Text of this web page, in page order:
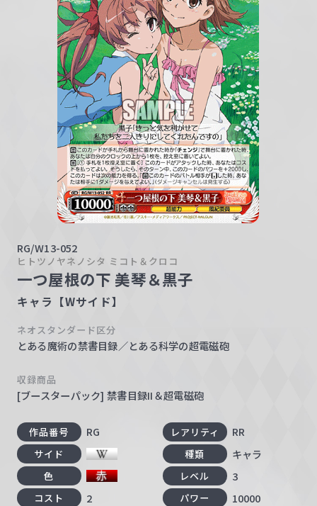
RG/W13-052
ヒトツノヤネノシタ ミコト＆クロコ
一つ屋根の下 美琴＆黒子
キャラ【Wサイド】
ネオスタンダード区分
とある魔術の禁書目録／とある科学の超電磁砲
収録商品
[ブースターパック] 禁書目録II＆超電磁砲
作品番号 RG レアリティ RR
サイド 種類 キャラ
色 レベル 3
コスト 2 パワー 10000